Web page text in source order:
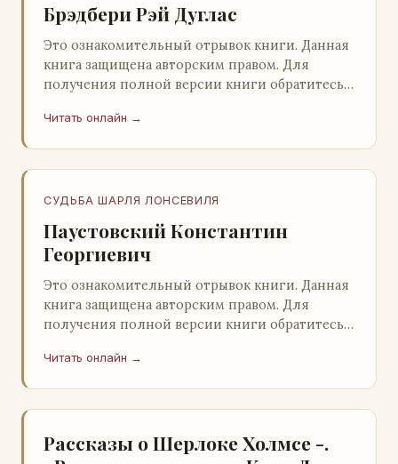
Брэдбери Рэй Дуглас
Это ознакомительный отрывок книги. Данная
книга защищена авторским правом. Для
получения полной версии книги обратитесь к
легального ко…
Читать онлайн →
СУДЬБА ШАРЛЯ ЛОНСЕВИЛЯ
Паустовский Константин
Георгиевич
Это ознакомительный отрывок книги. Данная
книга защищена авторским правом. Для
получения полной версии книги обратитесь к
легального ко…
Читать онлайн →
Рассказы о Шерлоке Холмсе -.